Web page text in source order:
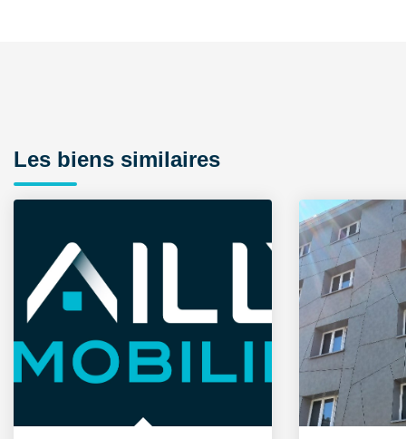
Les biens similaires